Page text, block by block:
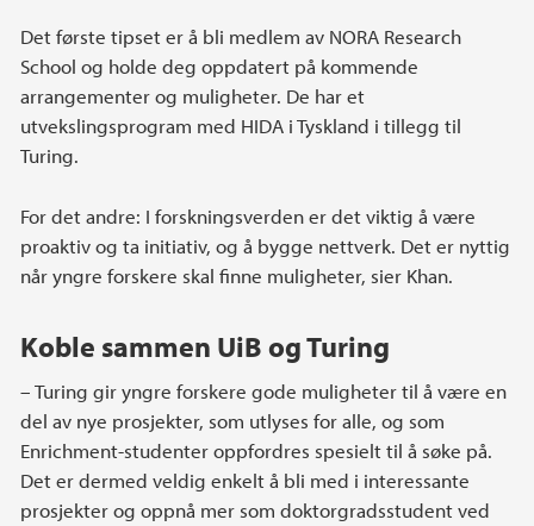
Det første tipset er å bli medlem av NORA Research
School og holde deg oppdatert på kommende
arrangementer og muligheter. De har et
utvekslingsprogram med HIDA i Tyskland i tillegg til
Turing.
For det andre: I forskningsverden er det viktig å være
proaktiv og ta initiativ, og å bygge nettverk. Det er nyttig
når yngre forskere skal finne muligheter, sier Khan.
Koble sammen UiB og Turing
– Turing gir yngre forskere gode muligheter til å være en
del av nye prosjekter, som utlyses for alle, og som
Enrichment-studenter oppfordres spesielt til å søke på.
Det er dermed veldig enkelt å bli med i interessante
prosjekter og oppnå mer som doktorgradsstudent ved